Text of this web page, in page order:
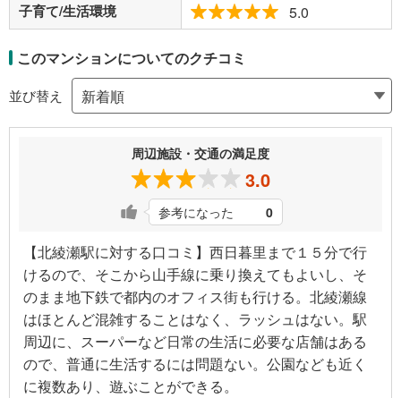
子育て/生活環境 5.0
このマンションについてのクチコミ
並び替え
周辺施設・交通の満足度
3.0
参考になった 0
【北綾瀬駅に対する口コミ】西日暮里まで１５分で行
けるので、そこから山手線に乗り換えてもよいし、そ
のまま地下鉄で都内のオフィス街も行ける。北綾瀬線
はほとんど混雑することはなく、ラッシュはない。駅
周辺に、スーパーなど日常の生活に必要な店舗はある
ので、普通に生活するには問題ない。公園なども近く
に複数あり、遊ぶことができる。